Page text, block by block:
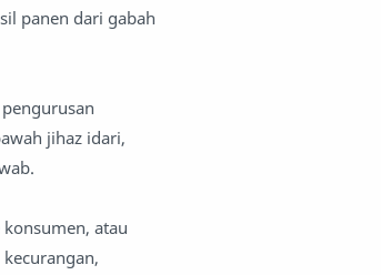
panen dari gabah
jihaz idari,
atau